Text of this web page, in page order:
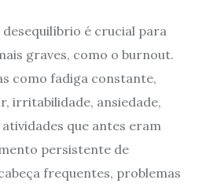
é crucial para
graves, como o burnout.
como fadiga constante,
irritabilidade, ansiedade,
que antes eram
persistente de
frequentes, problemas